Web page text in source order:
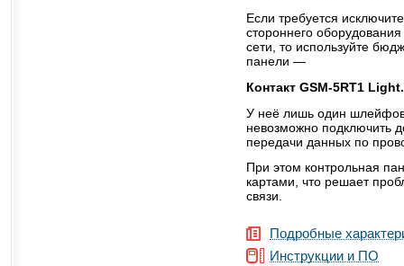
Если требуется
стороннего
сети, то используйте
панели —
Контакт GSM-5RT1 Light.
У неё лишь один
невозможно подключить
передачи данных по
При этом контрольная
картами, что решает
связи.
Подробные
Инструкции и ПО